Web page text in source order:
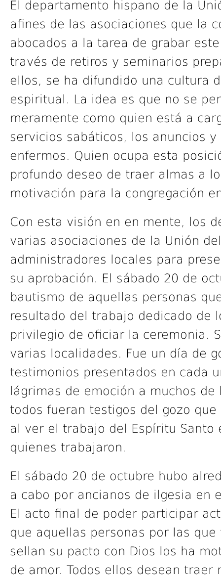
El departamento hispano de la
afines de las asociaciones que la
abocados a la tarea de grabar
través de retiros y seminarios
ellos, se ha difundido una cultura
espiritual. La idea es que no se
meramente como quien está a
servicios sabáticos, los anuncios
enfermos. Quien ocupa esta
profundo deseo de traer almas a
motivación para la congregación
Con esta visión en en mente, los
varias asociaciones de la Unión
administradores locales para
su aprobación. El sábado 20 de
bautismo de aquellas personas
resultado del trabajo dedicado de
privilegio de oficiar la ceremonia.
varias localidades. Fue un día de
testimonios presentados en cada
lágrimas de emoción a muchos
todos fueran testigos del gozo
al ver el trabajo del Espíritu
quienes trabajaron.
El sábado 20 de octubre hubo
a cabo por ancianos de ilgesia en
El acto final de poder participar
que aquellas personas por las
sellan su pacto con Dios los ha
de amor. Todos ellos desean traer